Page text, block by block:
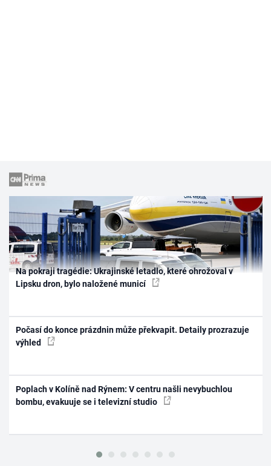
Na pokraji tragédie: Ukrajinské letadlo, které ohrožoval v
Lipsku dron, bylo naložené municí
Počasí do konce prázdnin může překvapit. Detaily prozrazuje
výhled
Poplach v Kolíně nad Rýnem: V centru našli nevybuchlou
bombu, evakuuje se i televizní studio